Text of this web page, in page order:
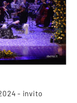
- invito